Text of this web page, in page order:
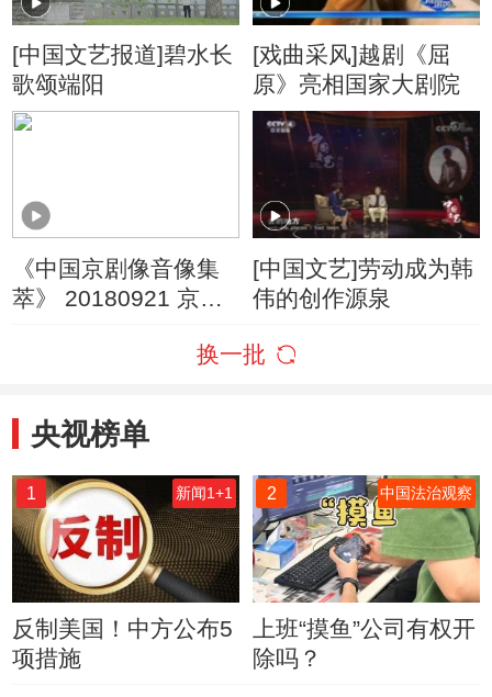
[中国文艺报道]碧水长
歌颂端阳
[戏曲采风]越剧《屈
原》亮相国家大剧院
《中国京剧像音像集
萃》 20180921 京剧
[中国文艺]劳动成为韩
伟的创作源泉
换一批
央视榜单
1 新闻1+1
反制美国！中方公布5
项措施
2 中国法治观察
上班“摸鱼”公司有权开
除吗？